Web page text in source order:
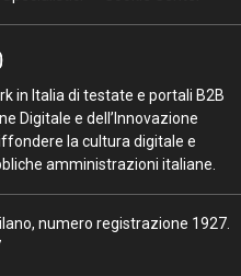
in Italia di testate e portali B2B
Digitale e dell’Innovazione
la cultura digitale e
amministrazioni italiane.
numero registrazione 1927.